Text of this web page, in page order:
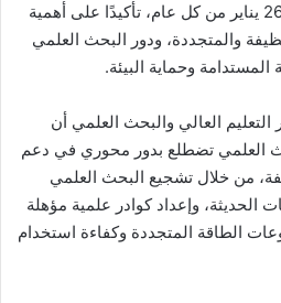
، الذي يوافق 26 يناير من كل عام، تأكيدًا على أهمية
والمتجددة، ودور البحث العلمي
المستدامة وحماية البيئة.
العالي والبحث العلمي أن
العلمي تضطلع بدور محوري في دعم
من خلال تشجيع البحث العلمي
الحديثة، وإعداد كوادر علمية مؤهلة
الطاقة المتجددة وكفاءة استخدام